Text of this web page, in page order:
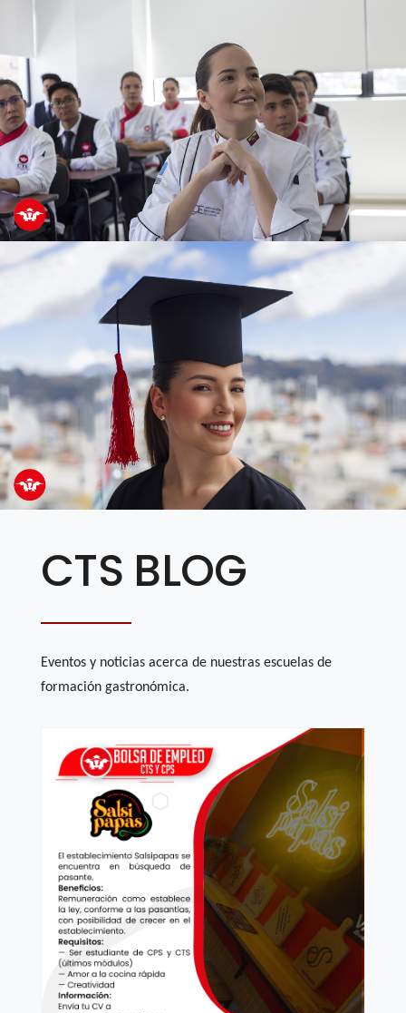
CTS BLOG
Eventos y noticias acerca de nuestras escuelas de
formación gastronómica.